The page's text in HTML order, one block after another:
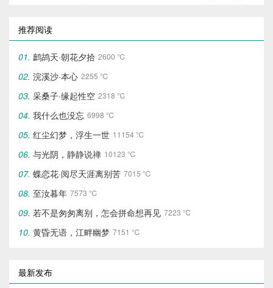
推荐阅读
鹧鸪天·朝花夕拾 2600 ℃
浣溪沙·本心 2255 ℃
采桑子·缘起性空 2318 ℃
我什么也没忘 6998 ℃
红尘幻梦，浮生一世 11154 ℃
与光阴，静静说禅 10123 ℃
蝶恋花·阅尽天涯离别苦 7015 ℃
至汝暮年 7573 ℃
若不是匆匆离别，怎会拼命想再见 7223 ℃
黄昏无语，江畔幽梦 7151 ℃
最新发布